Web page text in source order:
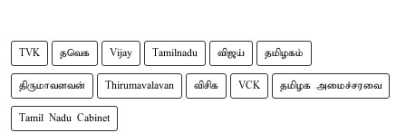
TVK தவெக Vijay Tamilnadu விஜய் தமிழகம்
திருமாவளவன் Thirumavalavan விசிக VCK தமிழக அமைச்சரவை
Tamil Nadu Cabinet